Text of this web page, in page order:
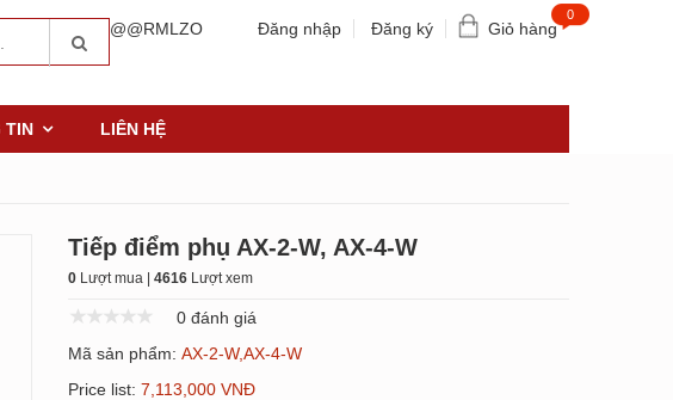
@@RMLZO Đăng nhập Đăng ký Giỏ hàng
0
TIN LIÊN HỆ
Tiếp điểm phụ AX-2-W, AX-4-W
0 Lượt mua | 4616 Lượt xem
0 đánh giá
Mã sản phẩm: AX-2-W,AX-4-W
Price list: 7,113,000 VNĐ